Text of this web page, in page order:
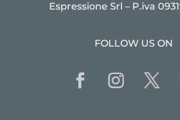
Espressione Srl – P.iva
FOLLOW US ON